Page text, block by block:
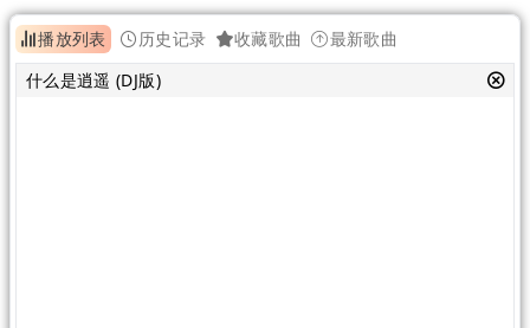
播放列表 历史记录 收藏歌曲
最新歌曲
什么是逍遥 (DJ版)